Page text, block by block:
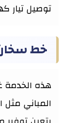
توصيل تيار
خط سخان
هذه الخدمة
المباني